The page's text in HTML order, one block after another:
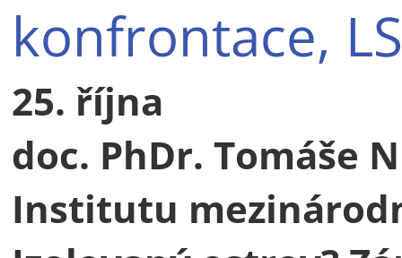
konfrontace,
25. října
doc. PhDr. Tomáše
Institutu